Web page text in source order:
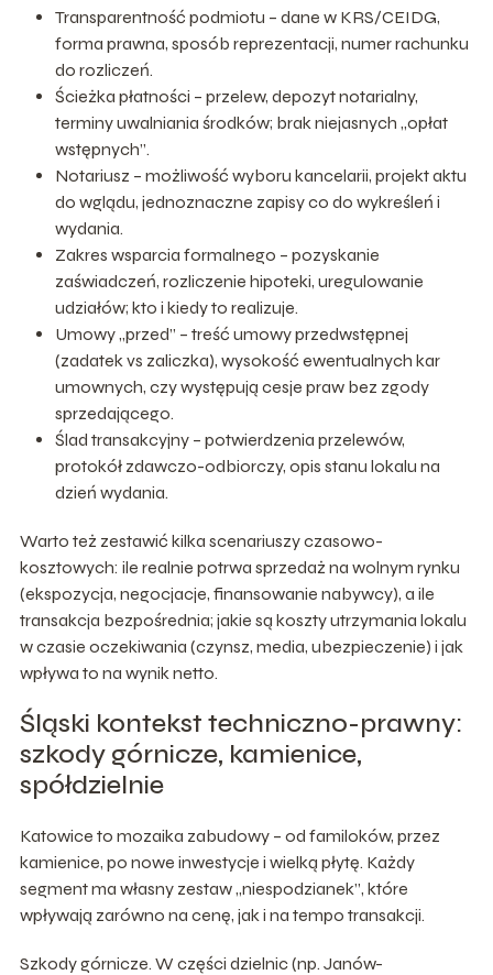
Transparentność podmiotu – dane w KRS/CEIDG,
forma prawna, sposób reprezentacji, numer rachunku
do rozliczeń.
Ścieżka płatności – przelew, depozyt notarialny,
terminy uwalniania środków; brak niejasnych „opłat
wstępnych”.
Notariusz – możliwość wyboru kancelarii, projekt aktu
do wglądu, jednoznaczne zapisy co do wykreśleń i
wydania.
Zakres wsparcia formalnego – pozyskanie
zaświadczeń, rozliczenie hipoteki, uregulowanie
udziałów; kto i kiedy to realizuje.
Umowy „przed” – treść umowy przedwstępnej
(zadatek vs zaliczka), wysokość ewentualnych kar
umownych, czy występują cesje praw bez zgody
sprzedającego.
Ślad transakcyjny – potwierdzenia przelewów,
protokół zdawczo-odbiorczy, opis stanu lokalu na
dzień wydania.
Warto też zestawić kilka scenariuszy czasowo-
kosztowych: ile realnie potrwa sprzedaż na wolnym rynku
(ekspozycja, negocjacje, finansowanie nabywcy), a ile
transakcja bezpośrednia; jakie są koszty utrzymania lokalu
w czasie oczekiwania (czynsz, media, ubezpieczenie) i jak
wpływa to na wynik netto.
Śląski kontekst techniczno-prawny:
szkody górnicze, kamienice,
spółdzielnie
Katowice to mozaika zabudowy – od familoków, przez
kamienice, po nowe inwestycje i wielką płytę. Każdy
segment ma własny zestaw „niespodzianek”, które
wpływają zarówno na cenę, jak i na tempo transakcji.
Szkody górnicze. W części dzielnic (np. Janów-